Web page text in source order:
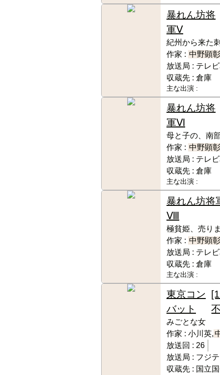
暴れん坊将
軍Ⅴ
紀州から来た
作家 : 中野顕彰
放送局 : テレ
収蔵先 : 倉庫
主な出演 :
暴れん坊将
軍Ⅵ
母と子の、南
作家 : 中野顕彰
放送局 : テレ
収蔵先 : 倉庫
主な出演 :
暴れん坊将
Ⅷ
極貧姫、売り
作家 : 中野顕彰
放送局 : テレ
収蔵先 : 倉庫
主な出演 :
東京コン
バット
みごとな女
作家 : 小川英,
放送回 : 26
放送局 : フジ
収蔵先 : 国立